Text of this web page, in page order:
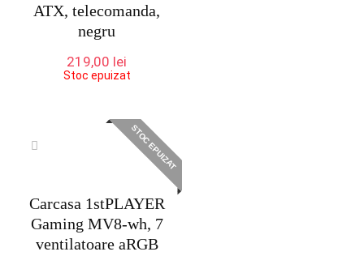
ATX, telecomanda,
negru
219,00 lei
Stoc epuizat
STOC EPUIZAT
Carcasa 1stPLAYER
Gaming MV8-wh, 7
ventilatoare aRGB